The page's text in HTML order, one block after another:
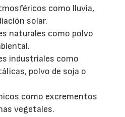
como lluvia,
solar.
naturales como polvo
industriales como
polvo de soja o
como excrementos
vegetales.